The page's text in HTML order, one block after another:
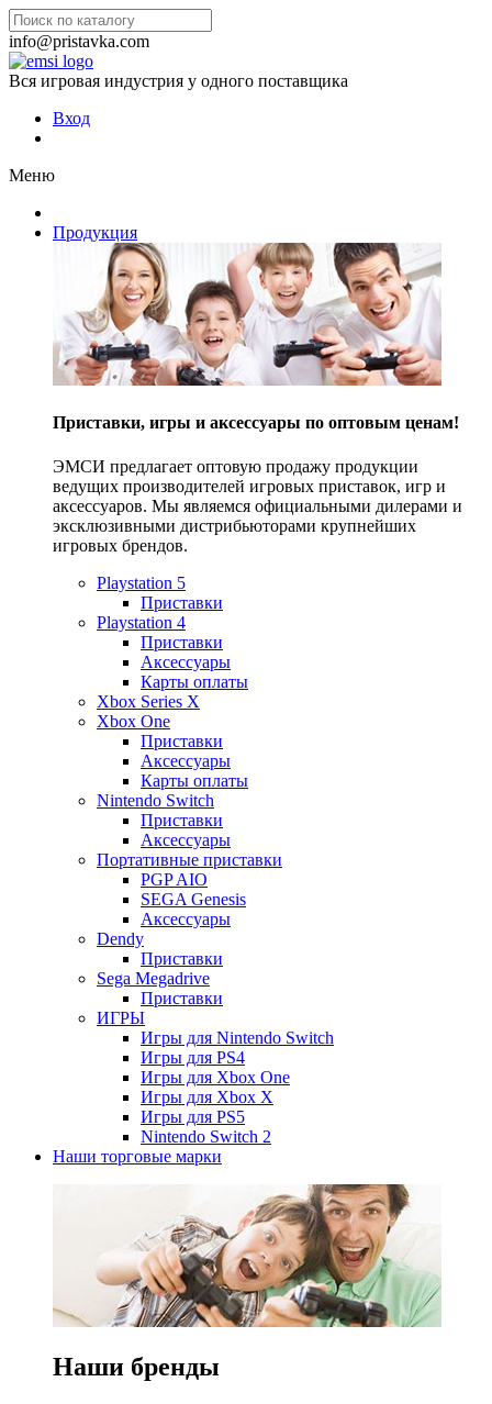
info@pristavka.com
Вся игровая индустрия у одного поставщика
Вход
Меню
Продукция
Приставки, игры и аксессуары по оптовым ценам!
ЭМСИ предлагает оптовую продажу продукции
ведущих производителей игровых приставок, игр и
аксессуаров. Мы являемся официальными дилерами и
эксклюзивными дистрибьюторами крупнейших
игровых брендов.
Playstation 5
Приставки
Playstation 4
Приставки
Аксессуары
Карты оплаты
Xbox Series X
Xbox One
Приставки
Аксессуары
Карты оплаты
Nintendo Switch
Приставки
Аксессуары
Портативные приставки
PGP AIO
SEGA Genesis
Аксессуары
Dendy
Приставки
Sega Megadrive
Приставки
ИГРЫ
Игры для Nintendo Switch
Игры для PS4
Игры для Xbox One
Игры для Xbox X
Игры для PS5
Nintendo Switch 2
Наши торговые марки
Наши бренды